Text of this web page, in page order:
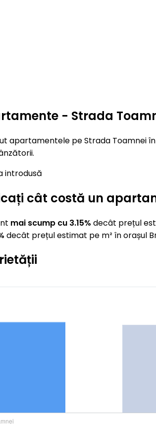
- Strada
apartamentele pe Strada
introdusă
cât costă un
mai scump cu 3.15% decât prețul
decât prețul estimat pe m² în orașul